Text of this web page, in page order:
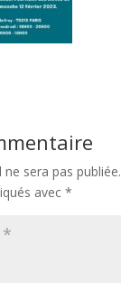
sera pas publiée.
avec *